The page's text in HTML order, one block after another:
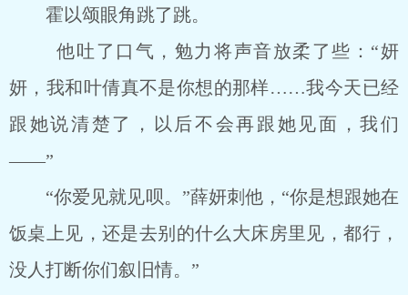
霍以颂眼角跳了跳。
他吐了口气，勉力将声音放柔了些：“妍
妍，我和叶倩真不是你想的那样……我今天已经
跟她说清楚了，以后不会再跟她见面，我们
――”
“你爱见就见呗。”薛妍刺他，“你是想跟她在
饭桌上见，还是去别的什么大床房里见，都行，
没人打断你们叙旧情。”